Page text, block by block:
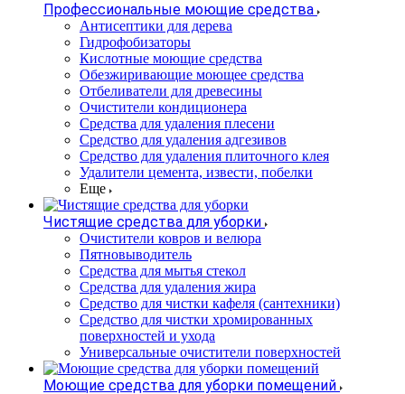
Профессиональные моющие средства
Антисептики для дерева
Гидрофобизаторы
Кислотные моющие средства
Обезжиривающие моющее средства
Отбеливатели для древесины
Очистители кондиционера
Средства для удаления плесени
Средство для удаления адгезивов
Средство для удаления плиточного клея
Удалители цемента, извести, побелки
Еще
Чистящие средства для уборки
Очистители ковров и велюра
Пятновыводитель
Средства для мытья стекол
Средства для удаления жира
Средство для чистки кафеля (сантехники)
Средство для чистки хромированных
поверхностей и ухода
Универсальные очистители поверхностей
Моющие средства для уборки помещений